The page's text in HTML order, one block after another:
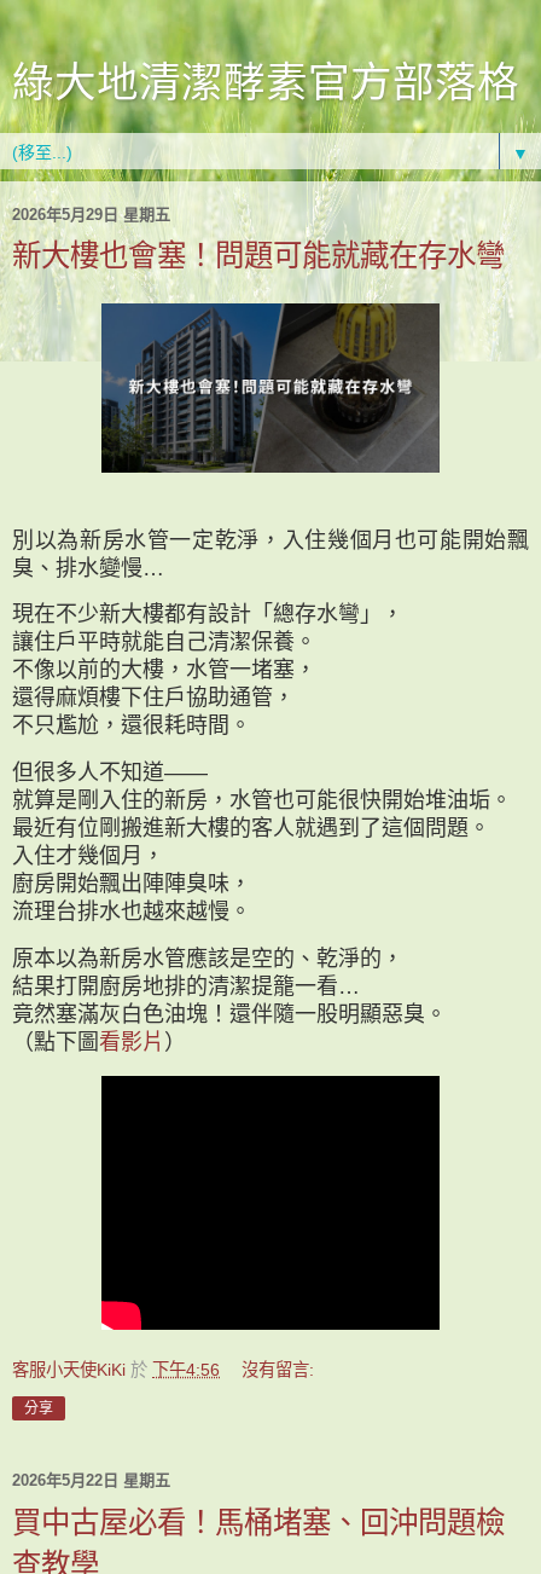
綠大地清潔酵素官方部落格
▼
2026年5月29日 星期五
新大樓也會塞！問題可能就藏在存水彎
別以為新房水管一定乾淨，入住幾個月也可能開始飄
臭、排水變慢…
現在不少新大樓都有設計「總存水彎」，
讓住戶平時就能自己清潔保養。
不像以前的大樓，水管一堵塞，
還得麻煩樓下住戶協助通管，
不只尷尬，還很耗時間。
但很多人不知道——
就算是剛入住的新房，水管也可能很快開始堆油垢。
最近有位剛搬進新大樓的客人就遇到了這個問題。
入住才幾個月，
廚房開始飄出陣陣臭味，
流理台排水也越來越慢。
原本以為新房水管應該是空的、乾淨的，
結果打開廚房地排的清潔提籠一看…
竟然塞滿灰白色油塊！還伴隨一股明顯惡臭。
（點下圖看影片 ）
客服小天使KiKi 於 下午4:56 沒有留言:
分享
2026年5月22日 星期五
買中古屋必看！馬桶堵塞、回沖問題檢
查教學